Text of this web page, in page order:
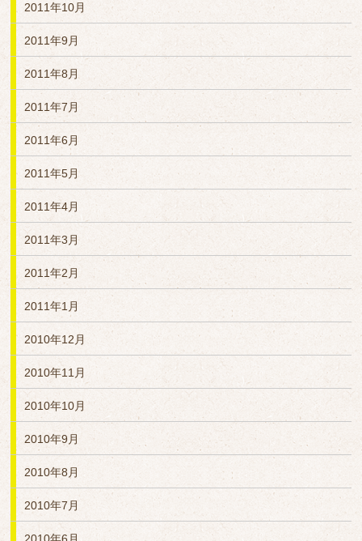
2011年10月
2011年9月
2011年8月
2011年7月
2011年6月
2011年5月
2011年4月
2011年3月
2011年2月
2011年1月
2010年12月
2010年11月
2010年10月
2010年9月
2010年8月
2010年7月